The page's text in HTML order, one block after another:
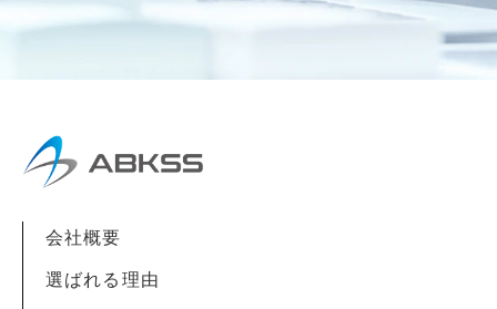
会社概要
選ばれる理由